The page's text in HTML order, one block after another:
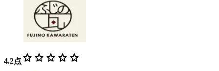
4.2点 star star star star star